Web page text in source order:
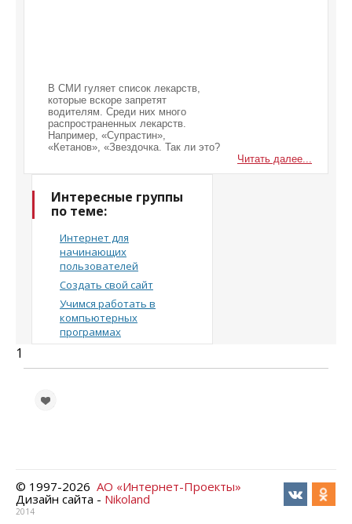
В СМИ гуляет список лекарств,
которые вскоре запретят
водителям. Среди них много
распространенных лекарств.
Например, «Супрастин»,
«Кетанов», «Звездочка. Так ли это?
Читать далее...
Интересные группы
по теме:
Интернет для
начинающих
пользователей
Создать свой сайт
Учимся работать в
компьютерных
программах
1
© 1997-2026 АО «Интернет-Проекты»
Дизайн сайта - Nikoland
2014